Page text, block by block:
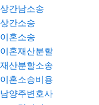
상간남소송
상간소송
이혼소송
이혼재산분할
재산분할소송
이혼소송비용
남양주변호사